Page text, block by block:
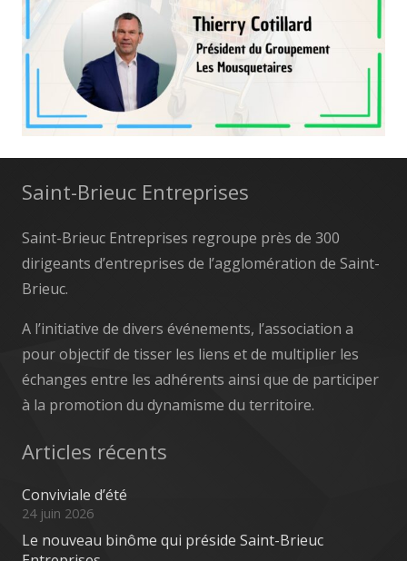
Saint-Brieuc Entreprises
Saint-Brieuc Entreprises regroupe près de 300
dirigeants d’entreprises de l’agglomération de Saint-
Brieuc.
A l’initiative de divers événements, l’association a
pour objectif de tisser les liens et de multiplier les
échanges entre les adhérents ainsi que de participer
à la promotion du dynamisme du territoire.
Articles récents
Conviviale d’été
24 juin 2026
Le nouveau binôme qui préside Saint-Brieuc